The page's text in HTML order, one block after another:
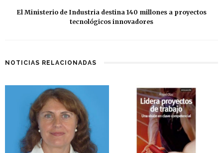
El Ministerio de Industria destina 140 millones a proyectos
tecnológicos innovadores
NOTICIAS RELACIONADAS